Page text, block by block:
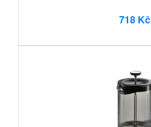
718 Kč